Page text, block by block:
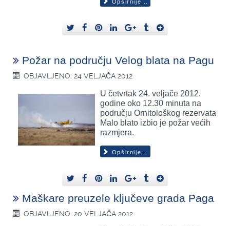
Opširnije...
Požar na području Velog blata na Pagu
OBJAVLJENO: 24 VELJAČA 2012
U četvrtak 24. veljače 2012.
godine oko 12.30 minuta na
području Ornitološkog rezervata
Malo blato izbio je požar većih
razmjera.
Opširnije...
Maškare preuzele ključeve grada Paga
OBJAVLJENO: 20 VELJAČA 2012